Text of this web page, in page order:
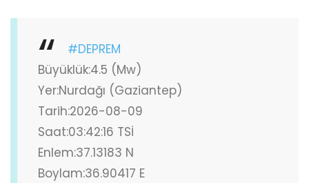
#DEPREM
Büyüklük:4.5 (Mw)
Yer:Nurdağı (Gaziantep)
Tarih:2026-08-09
Saat:03:42:16 TSİ
Enlem:37.13183 N
Boylam:36.90417 E